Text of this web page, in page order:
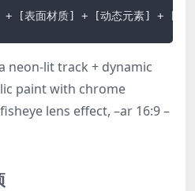
+ [表面材质] + [动态元素] +
neon-lit track + dynamic
paint with chrome
lens effect, –ar 16:9 –